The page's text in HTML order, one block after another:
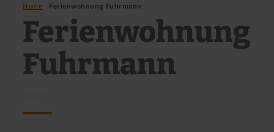
Home Ferienwohnung Fuhrmann
Ferienwohnung
Fuhrmann